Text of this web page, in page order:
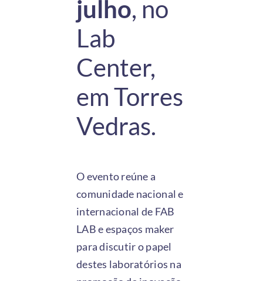
julho, no
Lab
Center,
em Torres
Vedras.
O evento reúne a
comunidade nacional e
internacional de FAB
LAB e espaços maker
para discutir o papel
destes laboratórios na